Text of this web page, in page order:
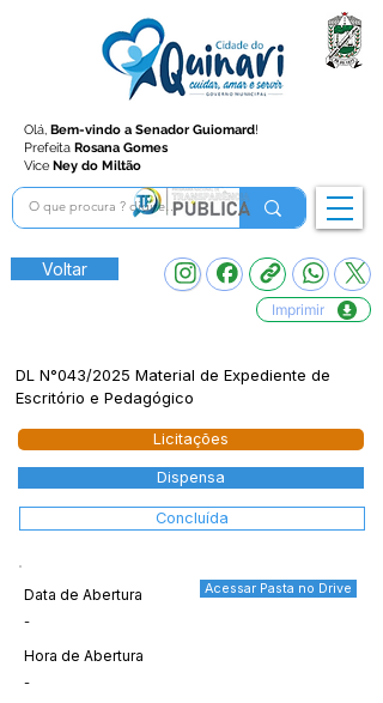
Olá, Bem-vindo a Senador Guiomard!
Prefeita Rosana Gomes
Vice Ney do Miltão
Voltar
Imprimir
DL N°043/2025 Material de Expediente de
Escritório e Pedagógico
Licitações
Dispensa
Concluída
Data de Abertura Acessar Pasta no Drive
-
Hora de Abertura
-